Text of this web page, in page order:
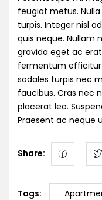
feugiat metus.
turpis. Integer nisl
quis neque. Nullam
gravida eget ac
fermentum efficitur
sodales turpis nec
faucibus. Cras nec
placerat leo.
Praesent ac neque
Share:
Tags: